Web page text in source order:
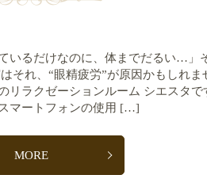
ているだけなのに、体までだるい…」
それ、“眼精疲労”が原因かもしれま
リラクゼーションルーム シエスタで
マートフォンの使用 […]
MORE